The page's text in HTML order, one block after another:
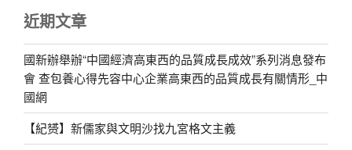
近期文章
國新辦舉辦“中國經濟高東西的品質成長成效”系列消息發布
會 查包養心得先容中心企業高東西的品質成長有關情形_中
國網
【紀赟】新儒家與文明沙找九宮格文主義